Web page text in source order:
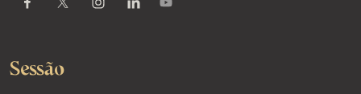
FacebookTwitter / XInstagramLinkedinYoutube
Sessão